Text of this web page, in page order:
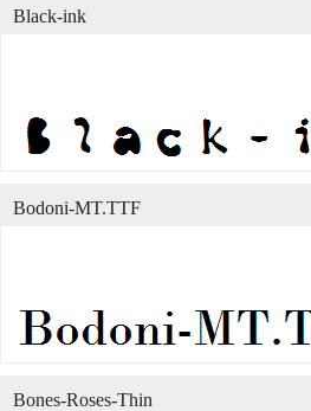
Black-ink
Bodoni-MT.TTF
Bones-Roses-Thin